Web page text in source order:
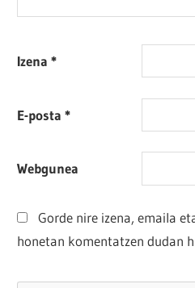
Izena*
E-posta*
Webgunea
Gorde nire izena, emaila
honetan komentatzen dudan